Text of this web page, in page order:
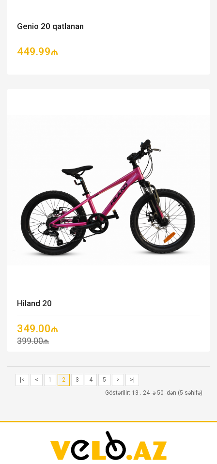
Genio 20 qatlanan
449.99₼
Hiland 20
349.00₼
399.00₼
|< < 1 2 3 4 5 >
>|
Göstərilir: 13 . 24 -ə 50 -dən (5 səhifə)